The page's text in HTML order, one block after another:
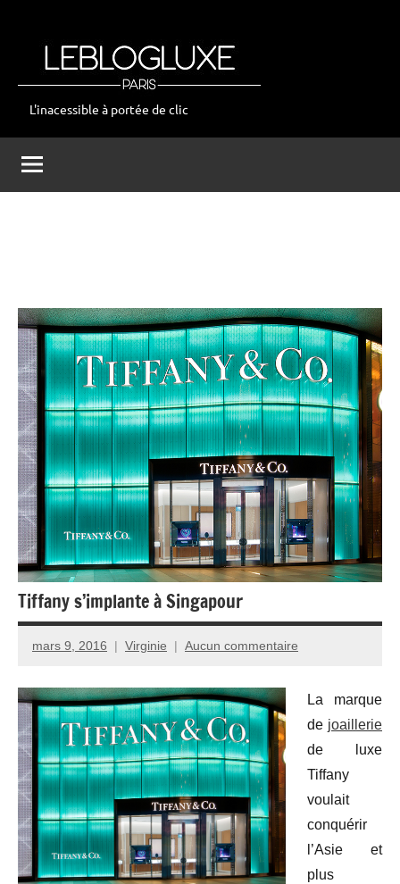
leblogluxe
L'inacessible à portée de clic
Tiffany s’implante à Singapour
mars 9, 2016 Virginie Aucun commentaire
La marque
de joaillerie
de luxe
Tiffany
voulait
conquérir
l’Asie et
plus